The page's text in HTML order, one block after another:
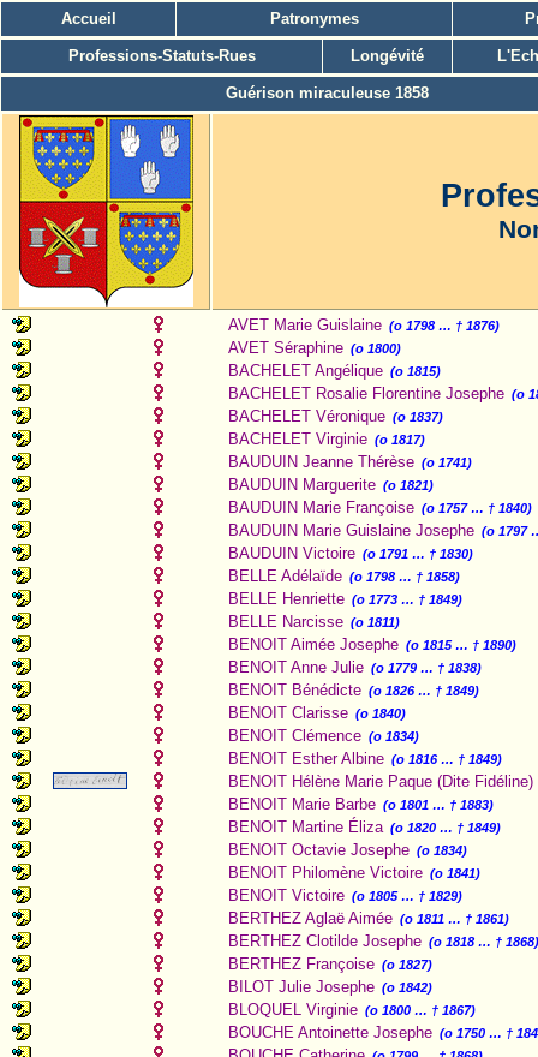
Accueil Patronymes
Professions-Statuts-Rues Longévité
Guérison miraculeuse 1858
AVET Marie Guislaine (o 1798 … † 1876)
AVET Séraphine (o 1800)
BACHELET Angélique (o 1815)
BACHELET Rosalie Florentine Josephe (o
BACHELET Véronique (o 1837)
BACHELET Virginie (o 1817)
BAUDUIN Jeanne Thérèse (o 1741)
BAUDUIN Marguerite (o 1821)
BAUDUIN Marie Françoise (o 1757 … † 1840)
BAUDUIN Marie Guislaine Josephe (o 1797
BAUDUIN Victoire (o 1791 … † 1830)
BELLE Adélaïde (o 1798 … † 1858)
BELLE Henriette (o 1773 … † 1849)
BELLE Narcisse (o 1811)
BENOIT Aimée Josephe (o 1815 … † 1890)
BENOIT Anne Julie (o 1779 … † 1838)
BENOIT Bénédicte (o 1826 … † 1849)
BENOIT Clarisse (o 1840)
BENOIT Clémence (o 1834)
BENOIT Esther Albine (o 1816 … † 1849)
BENOIT Hélène Marie Paque (Dite Fidéline)
BENOIT Marie Barbe (o 1801 … † 1883)
BENOIT Martine Éliza (o 1820 … † 1849)
BENOIT Octavie Josephe (o 1834)
BENOIT Philomène Victoire (o 1841)
BENOIT Victoire (o 1805 … † 1829)
BERTHEZ Aglaë Aimée (o 1811 … † 1861)
BERTHEZ Clotilde Josephe (o 1818 … †
BERTHEZ Françoise (o 1827)
BILOT Julie Josephe (o 1842)
BLOQUEL Virginie (o 1800 … † 1867)
BOUCHE Antoinette Josephe (o 1750 … †